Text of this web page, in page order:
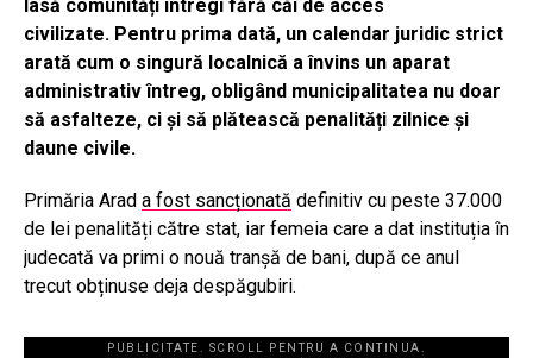
lasă comunități întregi fără căi de acces
civilizate. Pentru prima dată, un calendar juridic strict
arată cum o singură localnică a învins un aparat
administrativ întreg, obligând municipalitatea nu doar
să asfalteze, ci și să plătească penalități zilnice și
daune civile.
Primăria Arad a fost sancționată definitiv cu peste 37.000
de lei penalități către stat, iar femeia care a dat instituția în
judecată va primi o nouă tranșă de bani, după ce anul
trecut obținuse deja despăgubiri.
PUBLICITATE. SCROLL PENTRU A CONTINUA.